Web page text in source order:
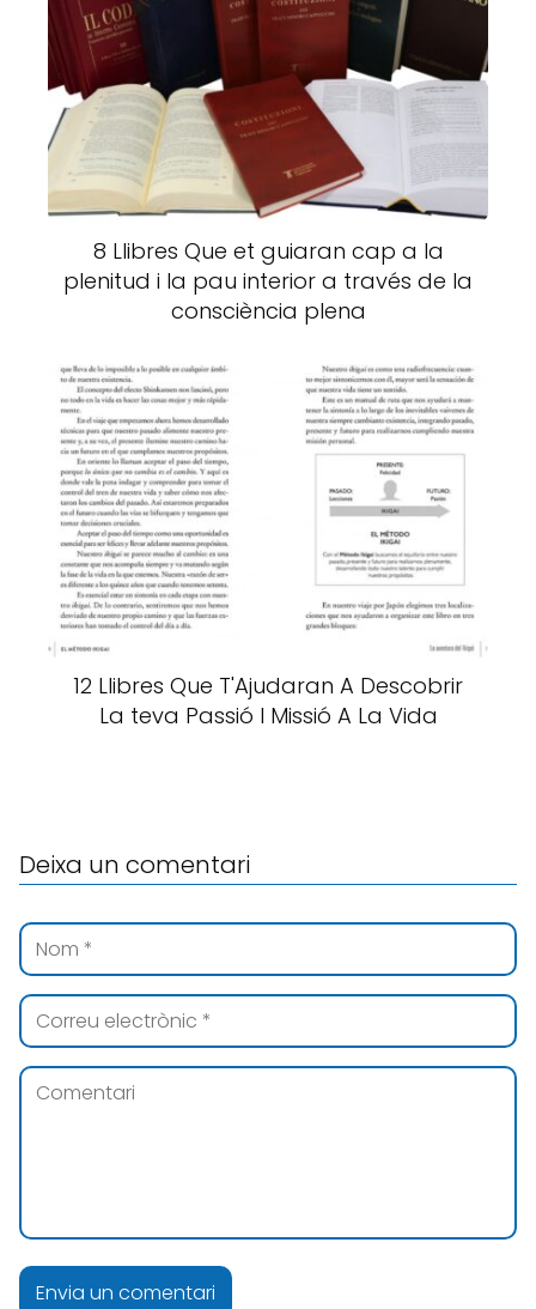
8 Llibres Que et guiaran cap a la
plenitud i la pau interior a través de la
consciència plena
12 Llibres Que T'Ajudaran A Descobrir
La teva Passió I Missió A La Vida
Deixa un comentari